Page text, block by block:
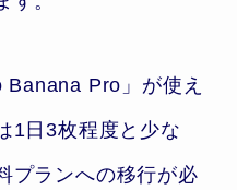
Pro」が使え
1日3枚程度と少な
プランへの移行が必